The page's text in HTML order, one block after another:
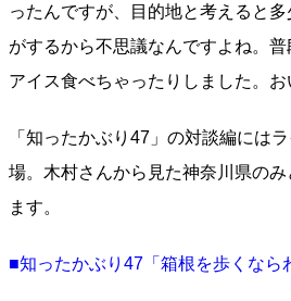
ったんですが、目的地と考えると
がするから不思議なんですよね。
アイス食べちゃったりしました。お
「知ったかぶり47」の対談編には
場。木村さんから見た神奈川県の
ます。
■知ったかぶり47「箱根を歩くなら